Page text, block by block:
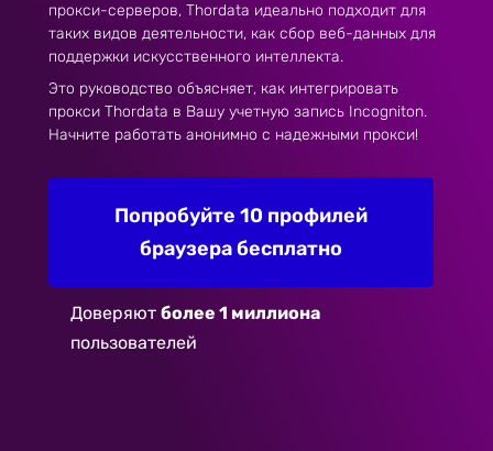
прокси-серверов, Thordata идеально подходит для
таких видов деятельности, как сбор веб-данных для
поддержки искусственного интеллекта.
Это руководство объясняет, как интегрировать
прокси Thordata в Вашу учетную запись Incogniton.
Начните работать анонимно с надежными прокси!
Попробуйте 10 профилей
браузера бесплатно
Доверяют более 1 миллиона
пользователей